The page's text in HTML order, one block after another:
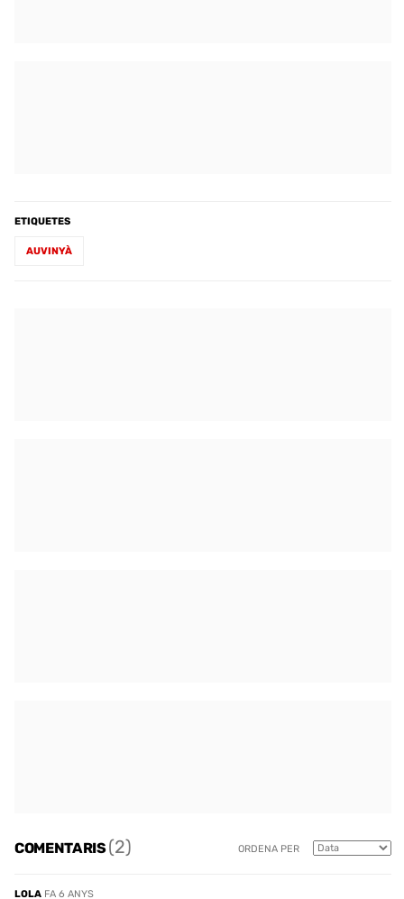
ETIQUETES
AUVINYÀ
COMENTARIS(2) ORDENA PER
LOLA FA 6 ANYS